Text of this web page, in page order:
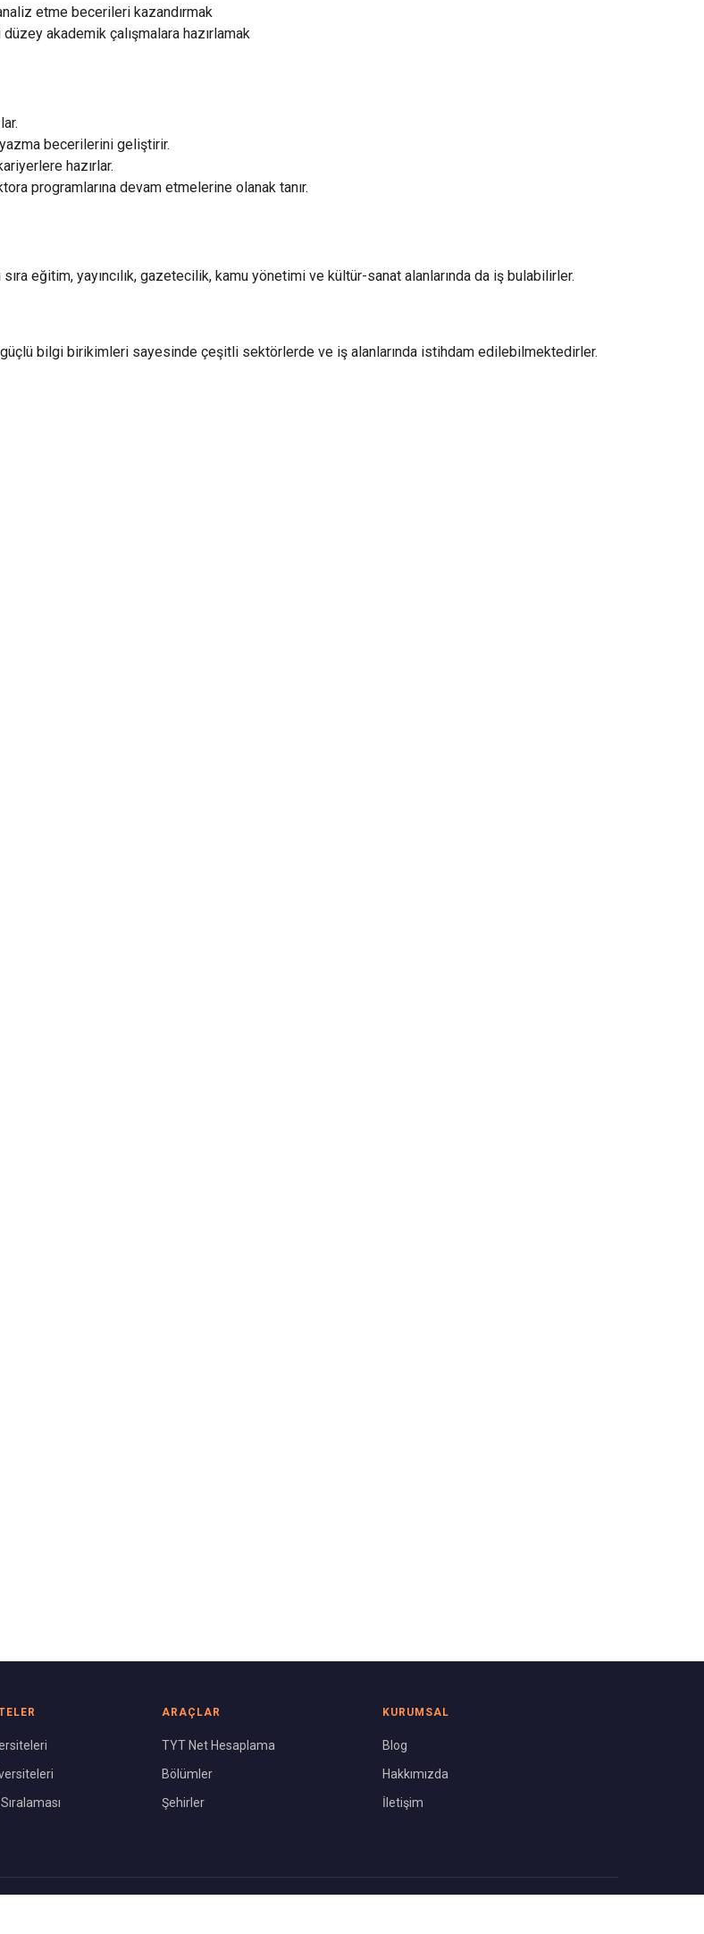
etme becerileri kazandırmak
akademik çalışmalara hazırlamak
becerilerini geliştirir.
hazırlar.
programlarına devam etmelerine olanak tanır.
eğitim, yayıncılık, gazetecilik, kamu yönetimi ve kültür-sanat alanlarında da iş bulabilirler.
bilgi birikimleri sayesinde çeşitli sektörlerde ve iş alanlarında istihdam edilebilmektedirler.
ARAÇLAR
TYT Net Hesaplama
Bölümler
Şehirler
KURUMSAL
Blog
Hakkımızda
İletişim